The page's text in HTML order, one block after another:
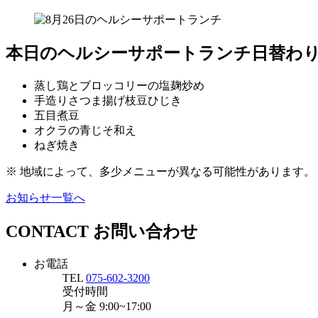
本日のヘルシーサポートランチ日替わ
蒸し鶏とブロッコリーの塩麹炒め
手造りさつま揚げ枝豆ひじき
五目煮豆
オクラの青じそ和え
ねぎ焼き
※ 地域によって、多少メニューが異なる可能性があります。
お知らせ一覧へ
CONTACT お問い合わせ
お電話
TEL 075-602-3200
受付時間
月～金 9:00~17:00